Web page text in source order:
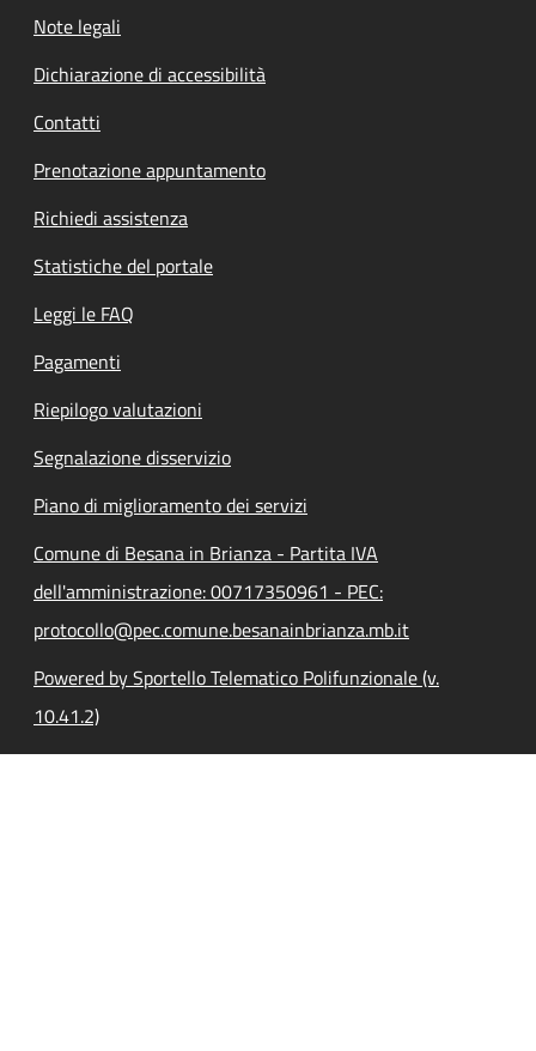
Note legali
Dichiarazione di accessibilità
Contatti
Prenotazione appuntamento
Richiedi assistenza
Statistiche del portale
Leggi le FAQ
Pagamenti
Riepilogo valutazioni
Segnalazione disservizio
Piano di miglioramento dei servizi
Comune di Besana in Brianza - Partita IVA
dell'amministrazione: 00717350961 - PEC:
protocollo@pec.comune.besanainbrianza.mb.it
Powered by Sportello Telematico Polifunzionale (v.
10.41.2)